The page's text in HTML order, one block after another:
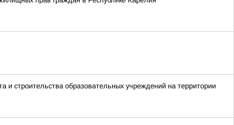
и строительства образовательных учреждений на территории